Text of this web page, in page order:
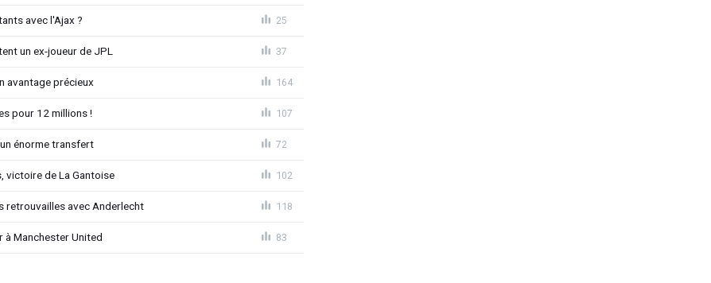
avec l'Ajax ? 25
un ex-joueur de JPL 37
avantage précieux 164
pour 12 millions ! 107
énorme transfert 72
victoire de La Gantoise 102
retrouvailles avec Anderlecht 118
à Manchester United 83